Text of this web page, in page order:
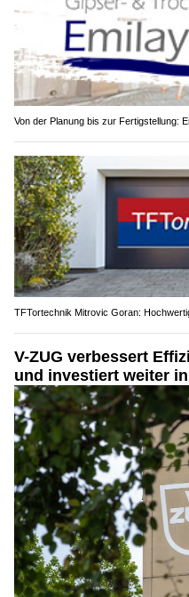
Von der Planung bis zur Fertigstellung:
TFTortechnik Mitrovic Goran:
V-ZUG verbessert
und investiert weiter